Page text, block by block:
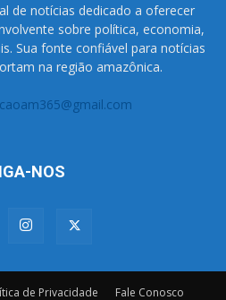
de notícias dedicado a oferecer
sobre política, economia,
Sua fonte confiável para notícias
na região amazônica.
NOS
de Privacidade Fale Conosco